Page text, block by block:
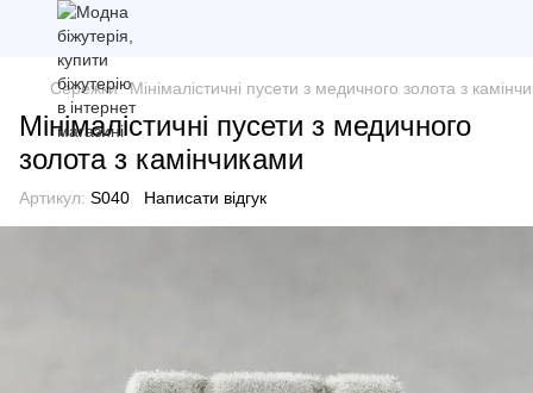
Сережки Мінімалістичні пусети з медичного золота з
Мінімалістичні пусети з медичного
золота з камінчиками
Артикул: S040 Написати відгук